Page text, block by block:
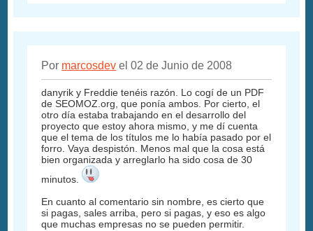
Por marcosdev el 02 de Junio de 2008
danyrik y Freddie tenéis razón. Lo cogí de un PDF
de SEOMOZ.org, que ponía ambos. Por cierto, el
otro día estaba trabajando en el desarrollo del
proyecto que estoy ahora mismo, y me dí cuenta
que el tema de los títulos me lo había pasado por el
forro. Vaya despistón. Menos mal que la cosa está
bien organizada y arreglarlo ha sido cosa de 30
minutos.
En cuanto al comentario sin nombre, es cierto que
si pagas, sales arriba, pero si pagas, y eso es algo
que muchas empresas no se pueden permitir.